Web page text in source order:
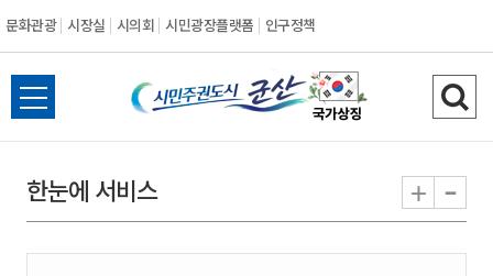
문화관광 시장실 시의회 시민광장플랫폼 인구정책
시
민
권
전
체
뉴
열
검
색
기
한눈에 서비스 + -